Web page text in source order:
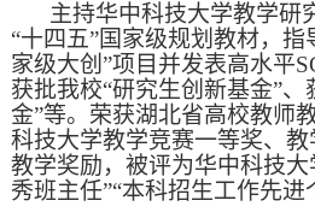
主持华中科技大学教学研
“十四五”国家级规划教材，
家级大创 ”项目并发表高水平
获批我校“研究生创新基金”
金”等。荣获湖北省高校教师
科技大学教学竞赛一等奖、
教学奖励，被评为华中科技大
秀班主任”“本科招生工作先进